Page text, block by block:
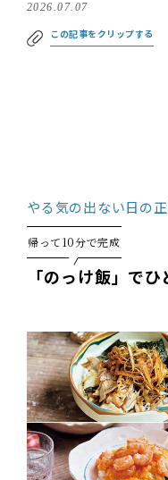
2026.07.07
この記事をクリップする
やる気の出ない日の
帰って10分で完成
「のっけ飯」でひ